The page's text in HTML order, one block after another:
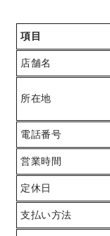
項目
店舗名
所在地
電話番号
営業時間
定休日
支払い方法